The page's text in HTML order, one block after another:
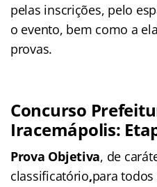
pelas inscrições, pelo
o evento, bem como a
provas.
Concurso
Iracemápolis:
Prova Objetiva, de
classificatório,para